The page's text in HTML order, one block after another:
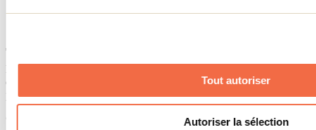
Tout autoriser
Autoriser la sélection
Séjours de villégiature
Les hébergements touristiques accueillent une clientèle variée dans
des milieux souvent partagés. Le code aide à poser des bases claires
pour une cohabitation paisible entre visiteurs, hôtes et voisins.
Objectifs :